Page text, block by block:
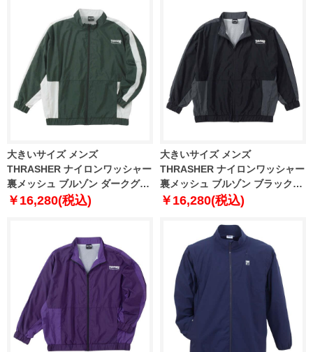
大きいサイズ メンズ
THRASHER ナイロンワッシャー
裏メッシュ ブルゾン ダークグリ
ーン×ホワイト 1273-4325-1 3L
￥16,280(税込)
大きいサイズ メンズ
THRASHER ナイロンワッシャー
裏メッシュ ブルゾン ブラック×
チャコール 1273-4325-2 3L 4L
￥16,280(税込)